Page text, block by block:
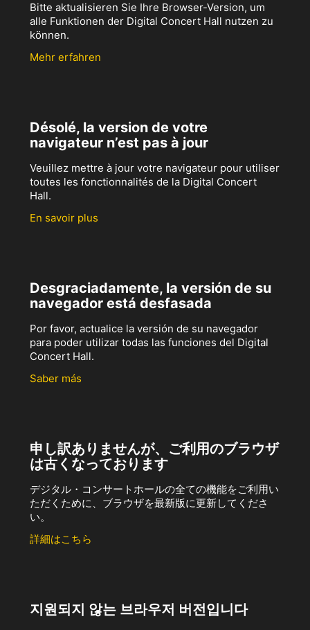
Bitte aktualisieren Sie Ihre Browser-Version, um
alle Funktionen der Digital Concert Hall nutzen zu
können.
Mehr erfahren
Désolé, la version de votre
navigateur n’est pas à jour
Veuillez mettre à jour votre navigateur pour utiliser
toutes les fonctionnalités de la Digital Concert
Hall.
En savoir plus
Desgraciadamente, la versión de su
navegador está desfasada
Por favor, actualice la versión de su navegador
para poder utilizar todas las funciones del Digital
Concert Hall.
Saber más
申し訳ありませんが、ご利用のブラウザ
は古くなっております
デジタル・コンサートホールの全ての機能をご利用い
ただくために、ブラウザを最新版に更新してくださ
い。
詳細はこちら
지원되지 않는 브라우저 버전입니다